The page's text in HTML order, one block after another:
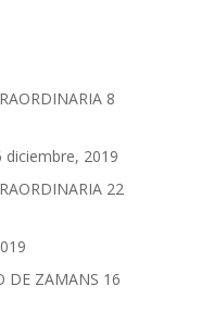
8
diciembre, 2019
22
DE ZAMANS 16